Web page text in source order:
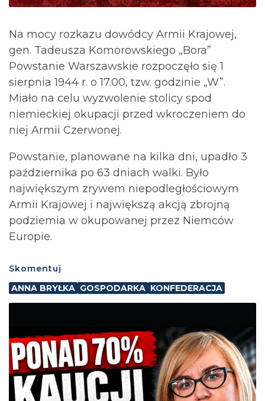
Na mocy rozkazu dowódcy Armii Krajowej,
gen. Tadeusza Komorowskiego „Bora”
Powstanie Warszawskie rozpoczęło się 1
sierpnia 1944 r. o 17.00, tzw. godzinie „W”.
Miało na celu wyzwolenie stolicy spod
niemieckiej okupacji przed wkroczeniem do
niej Armii Czerwonej.
Powstanie, planowane na kilka dni, upadło 3
października po 63 dniach walki. Było
największym zrywem niepodległościowym
Armii Krajowej i największą akcją zbrojną
podziemia w okupowanej przez Niemców
Europie.
Skomentuj
ANNA BRYŁKA GOSPODARKA KONFEDERACJA